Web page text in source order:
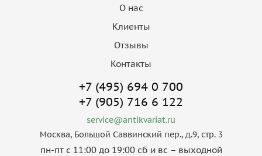
О нас
Клиенты
Отзывы
Контакты
+7 (495) 694 0 700
+7 (905) 716 6 122
service@antikvariat.ru
Москва, Большой Саввинский пер., д.9, стр. 3
пн-пт с 11:00 до 19:00 сб и вс – выходной